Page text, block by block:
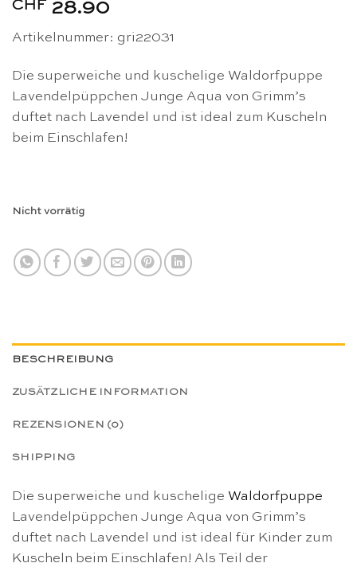
CHF 28.90
Artikelnummer: gri22031
Die superweiche und kuschelige Waldorfpuppe
Lavendelpüppchen Junge Aqua von Grimm’s
duftet nach Lavendel und ist ideal zum Kuscheln
beim Einschlafen!
Nicht vorrätig
BESCHREIBUNG
ZUSÄTZLICHE INFORMATION
REZENSIONEN (0)
SHIPPING
Die superweiche und kuschelige Waldorfpuppe
Lavendelpüppchen Junge Aqua von Grimm’s
duftet nach Lavendel und ist ideal für Kinder zum
Kuscheln beim Einschlafen! Als Teil der